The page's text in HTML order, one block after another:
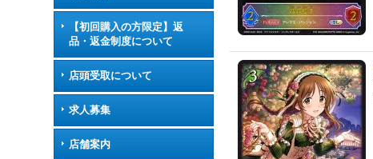
【初回購入の方限定】返
品・返金制度について
店頭受取について
求人募集
店舗案内